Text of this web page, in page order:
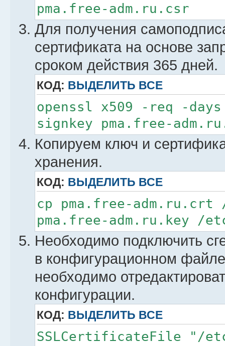
pma.free-adm.ru.csr
Для получения
сертификата на основе
сроком действия 365 дней.
КОД: ВЫДЕЛИТЬ ВСЕ
openssl x509 -req -
signkey pma.free-
Копируем ключ и
хранения.
КОД: ВЫДЕЛИТЬ ВСЕ
cp pma.free-
pma.free-adm.ru.key
Необходимо подключить
в конфигурационном
необходимо
конфигурации.
КОД: ВЫДЕЛИТЬ ВСЕ
SSLCertificateFile "/